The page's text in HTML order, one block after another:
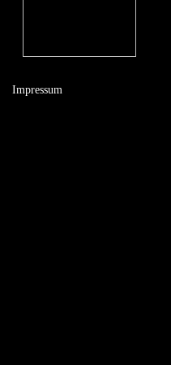
Impressum